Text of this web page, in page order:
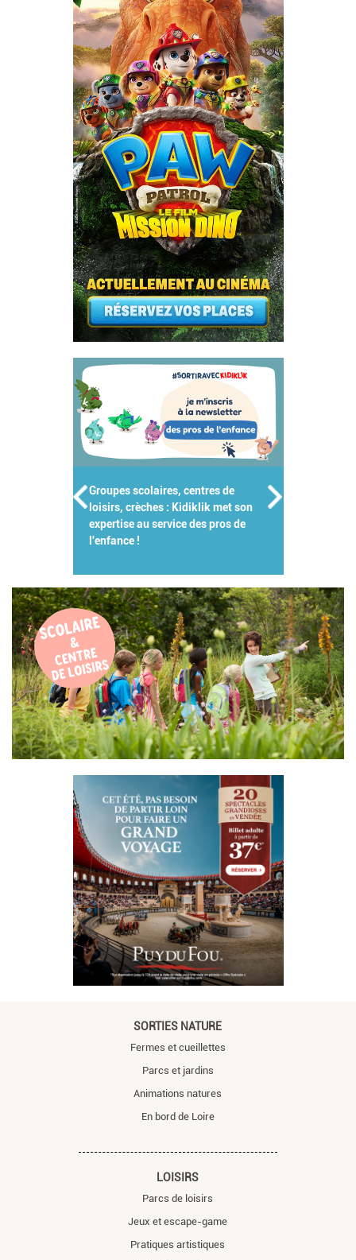
Groupes scolaires, centres de
loisirs, crèches : Kidiklik met son
expertise au service des pros de
l'enfance !
SORTIES NATURE
Fermes et cueillettes
Parcs et jardins
Animations natures
En bord de Loire
LOISIRS
Parcs de loisirs
Jeux et escape-game
Pratiques artistiques